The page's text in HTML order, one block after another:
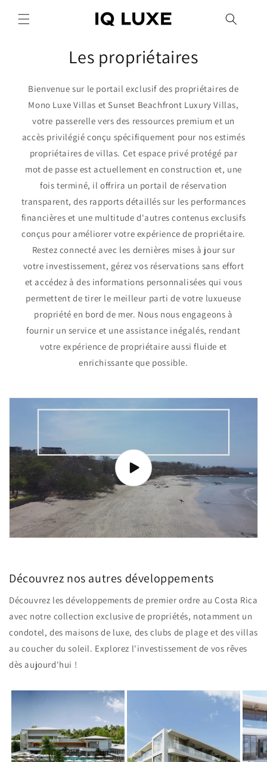
passer
au
Les propriétaires
Bienvenue sur le portail exclusif des propriétaires de
Mono Luxe Villas et Sunset Beachfront Luxury Villas,
votre passerelle vers des ressources premium et un
accès privilégié conçu spécifiquement pour nos estimés
propriétaires de villas. Cet espace privé protégé par
mot de passe est actuellement en construction et, une
fois terminé, il offrira un portail de réservation
transparent, des rapports détaillés sur les performances
financières et une multitude d'autres contenus exclusifs
conçus pour améliorer votre expérience de propriétaire.
Restez connecté avec les dernières mises à jour sur
votre investissement, gérez vos réservations sans effort
et accédez à des informations personnalisées qui vous
permettent de tirer le meilleur parti de votre luxueuse
propriété en bord de mer. Nous nous engageons à
fournir un service et une assistance inégalés, rendant
votre expérience de propriétaire aussi fluide et
enrichissante que possible.
Découvrez nos autres développements
Découvrez les développements de premier ordre au Costa Rica
avec notre collection exclusive de propriétés, notamment un
condotel, des maisons de luxe, des clubs de plage et des villas
au coucher du soleil. Explorez l'investissement de vos rêves
dès aujourd'hui !